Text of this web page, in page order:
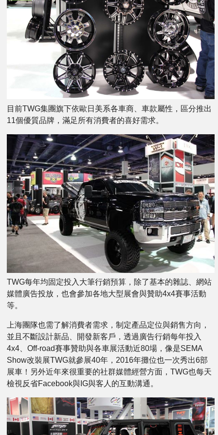
目前TWG集團旗下依歐日美系各車商、車款屬性，區分推出
11個優質品牌，滿足所有消費者的喜好需求。
TWG每年均固定投入大筆行銷預算，除了基本的雜誌、網站
媒體廣告投放，也會參加各地大型展會與贊助4x4賽事活動
等。
上海團隊也需了解消費者需求，制定產品定位與銷售方向，
並且不斷設計新品、開發新客戶，透過廣告行銷每年投入
4x4、Off-road賽事贊助與各車展活動近80場，像是SEMA
Show改裝展TWG就參展40年，2016年攤位也一次秀出6部
展車！另外近年來很重要的社群媒體經營方面，TWG也每天
檢視反省Facebook與IG與客人的互動溝通。